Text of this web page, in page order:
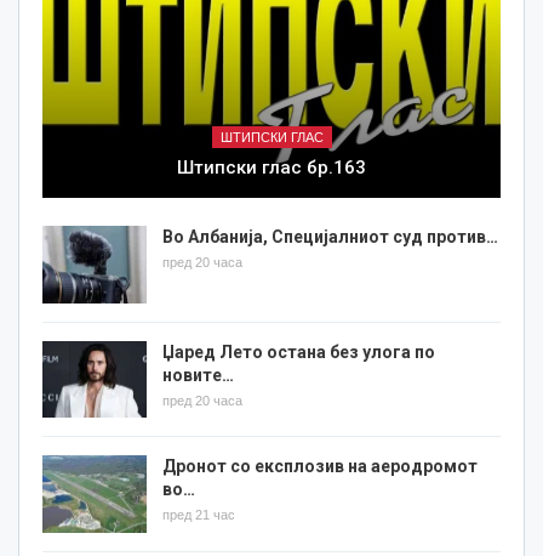
ШТИПСКИ ГЛАС
Штипски глас бр.163
Во Албанија, Специјалниот суд против…
пред 20 часа
Џаред Лето остана без улога по
новите…
пред 20 часа
Дронот со експлозив на аеродромот
во…
пред 21 час